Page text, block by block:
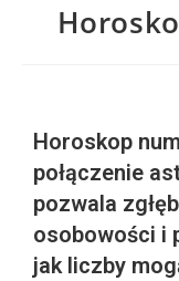
Horoskop
połączenie
pozwala
osobowości i
jak liczby